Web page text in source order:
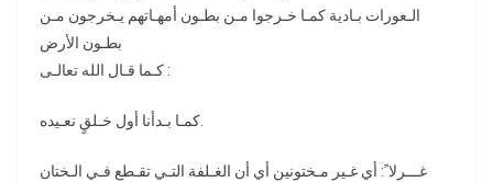
الـعورات بـادية كمـا خـرجوا مـن بطـون أمهـاتهم يـخرجون مـن
بطـون الأرض
كـما قـال الله تعالـى :
كمـا بـدأنا أول خـلقٍ نعـيده.
غـــرلا ً: أي غـير مـختونين أي أن الغـلفة التـي تقـطع فـي الـختان